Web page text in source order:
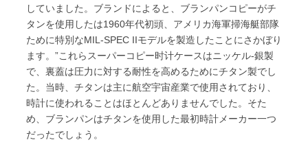
していました。ブランドによると、ブランパンコピーがチ
タンを使用したは1960年代初頭、アメリカ海軍掃海艇部隊
ために特別なMIL-SPEC IIモデルを製造したことにさかぼり
ます。”これらスーパーコピー时计ケースはニッケル-銀製
で、裏蓋は圧力に対する耐性を高めるためにチタン製でし
た。当時、チタンは主に航空宇宙産業で使用されており、
時計に使われることはほとんどありませんでした。そた
め、ブランパンはチタンを使用した最初時計メーカー一つ
だったでしょう。